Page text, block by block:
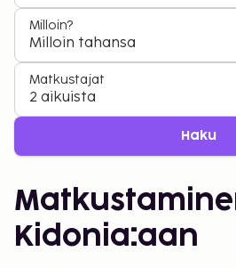
Milloin?
Milloin tahansa
Matkustajat
2 aikuista
Haku
Kidonia:aan